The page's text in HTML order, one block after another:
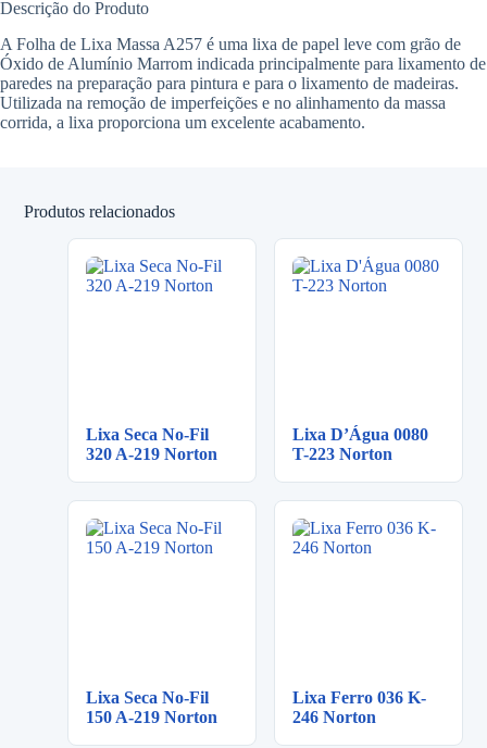
Descrição do Produto
A Folha de Lixa Massa A257 é uma lixa de papel leve com grão de
Óxido de Alumínio Marrom indicada principalmente para lixamento de
paredes na preparação para pintura e para o lixamento de madeiras.
Utilizada na remoção de imperfeições e no alinhamento da massa
corrida, a lixa proporciona um excelente acabamento.
Produtos relacionados
Lixa Seca No-Fil
320 A-219 Norton
Lixa D’Água 0080
T-223 Norton
Lixa Seca No-Fil
150 A-219 Norton
Lixa Ferro 036 K-
246 Norton